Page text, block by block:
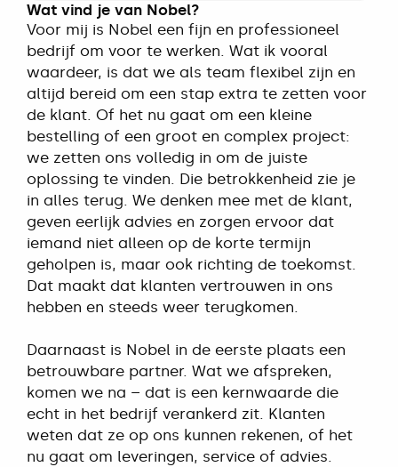
Wat vind je van Nobel?
Voor mij is Nobel een fijn en professioneel
bedrijf om voor te werken. Wat ik vooral
waardeer, is dat we als team flexibel zijn en
altijd bereid om een stap extra te zetten voor
de klant. Of het nu gaat om een kleine
bestelling of een groot en complex project:
we zetten ons volledig in om de juiste
oplossing te vinden. Die betrokkenheid zie je
in alles terug. We denken mee met de klant,
geven eerlijk advies en zorgen ervoor dat
iemand niet alleen op de korte termijn
geholpen is, maar ook richting de toekomst.
Dat maakt dat klanten vertrouwen in ons
hebben en steeds weer terugkomen.
Daarnaast is Nobel in de eerste plaats een
betrouwbare partner. Wat we afspreken,
komen we na – dat is een kernwaarde die
echt in het bedrijf verankerd zit. Klanten
weten dat ze op ons kunnen rekenen, of het
nu gaat om leveringen, service of advies.